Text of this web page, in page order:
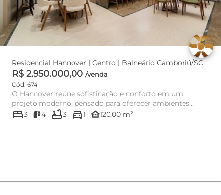
Residencial Hannover | Centro | Balneário Camboriú/SC
R$ 2.950.000,00 /venda
Cód: 674
O Hannover reúne sofisticação e conforto em um
projeto moderno, pensado para oferecer ambientes
integrados, funcionais...
bed3 4 bathtub3 directions_car1 other_houses120,00 m²